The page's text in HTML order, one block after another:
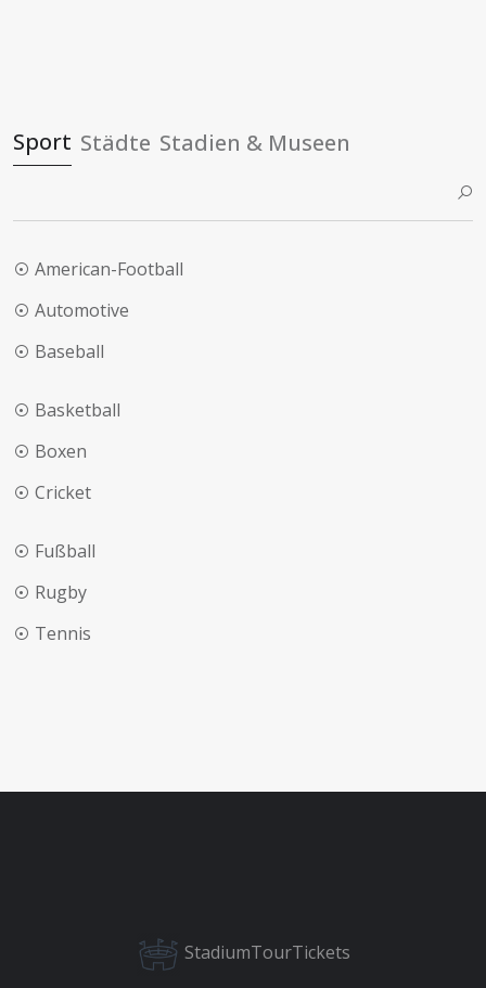
Sport Städte Stadien & Museen
American-Football
Automotive
Baseball
Basketball
Boxen
Cricket
Fußball
Rugby
Tennis
StadiumTourTickets